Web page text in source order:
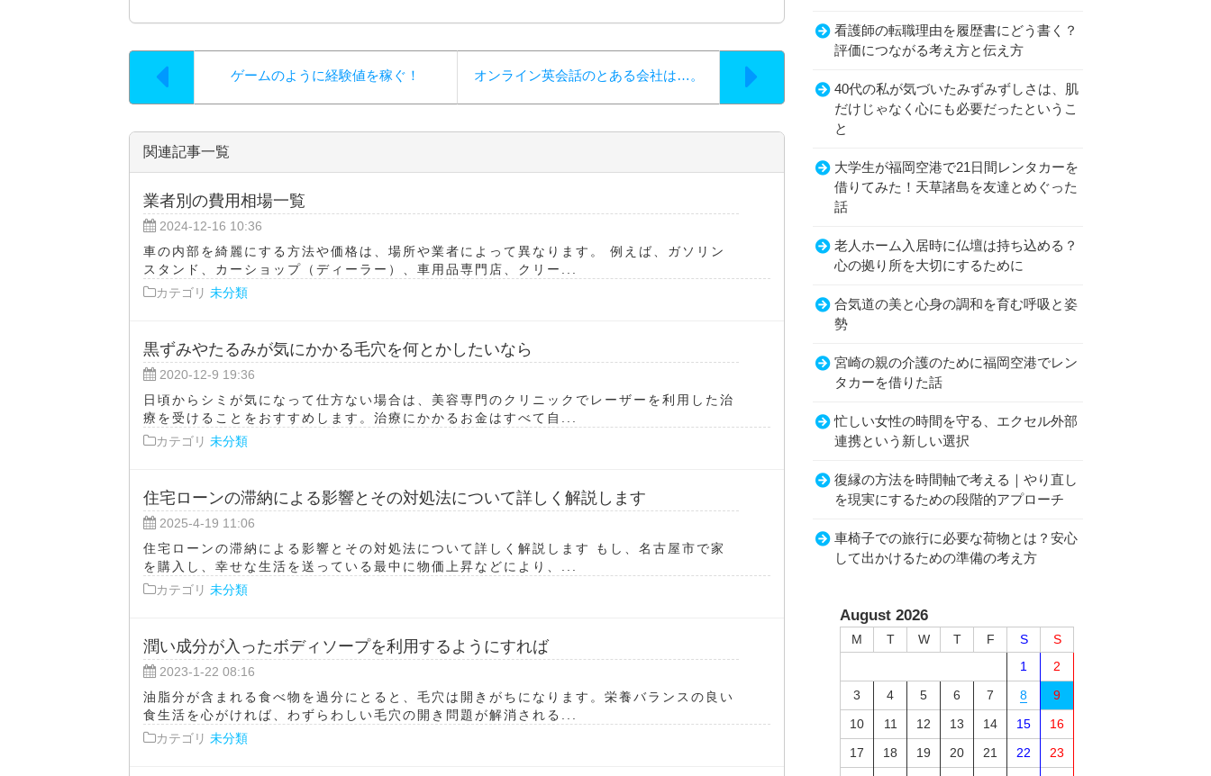
ゲームのように経験値を稼ぐ！ オンライン英会話のとある会社は…。
関連記事一覧
業者別の費用相場一覧
2024-12-16 10:36
車の内部を綺麗にする方法や価格は、場所や業者によって異なります。 例えば、ガソリン
スタンド、カーショップ（ディーラー）、車用品専門店、クリー...
カテゴリ 未分類
黒ずみやたるみが気にかかる毛穴を何とかしたいなら
2020-12-9 19:36
日頃からシミが気になって仕方ない場合は、美容専門のクリニックでレーザーを利用した治
療を受けることをおすすめします。治療にかかるお金はすべて自...
カテゴリ 未分類
住宅ローンの滞納による影響とその対処法について詳しく解説します
2025-4-19 11:06
住宅ローンの滞納による影響とその対処法について詳しく解説します もし、名古屋市で家
を購入し、幸せな生活を送っている最中に物価上昇などにより、...
カテゴリ 未分類
潤い成分が入ったボディソープを利用するようにすれば
2023-1-22 08:16
油脂分が含まれる食べ物を過分にとると、毛穴は開きがちになります。栄養バランスの良い
食生活を心がければ、わずらわしい毛穴の開き問題が解消される...
カテゴリ 未分類
看護師の転職理由を履歴書にどう書く？
評価につながる考え方と伝え方
40代の私が気づいたみずみずしさは、肌
だけじゃなく心にも必要だったというこ
と
大学生が福岡空港で21日間レンタカーを
借りてみた！天草諸島を友達とめぐった
話
老人ホーム入居時に仏壇は持ち込める？
心の拠り所を大切にするために
合気道の美と心身の調和を育む呼吸と姿
勢
宮崎の親の介護のために福岡空港でレン
タカーを借りた話
忙しい女性の時間を守る、エクセル外部
連携という新しい選択
復縁の方法を時間軸で考える｜やり直し
を現実にするための段階的アプローチ
車椅子での旅行に必要な荷物とは？安心
して出かけるための準備の考え方
August 2026
M T W T F S
S
1
2
3
4 5 6 7 8
9
10
11 12 13 14 15
16
17
18 19 20 21 22
23